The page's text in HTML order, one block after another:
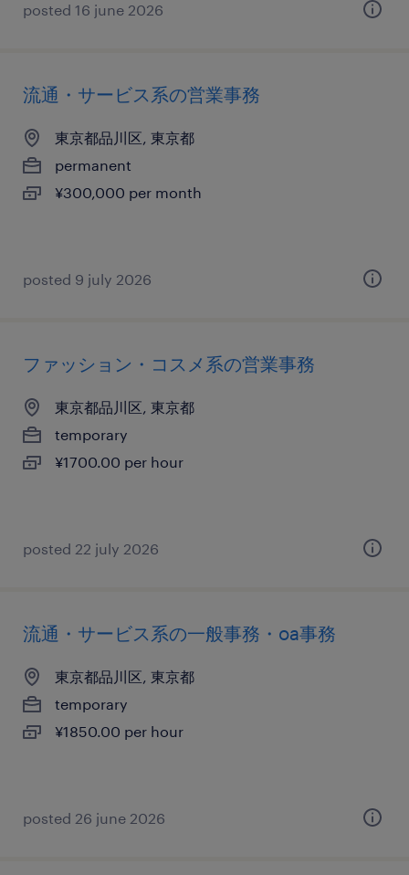
posted 16 june 2026
流通・サービス系の営業事務
東京都品川区, 東京都
permanent
¥300,000 per month
posted 9 july 2026
ファッション・コスメ系の営業事務
東京都品川区, 東京都
temporary
¥1700.00 per hour
posted 22 july 2026
流通・サービス系の一般事務・oa事務
東京都品川区, 東京都
temporary
¥1850.00 per hour
posted 26 june 2026